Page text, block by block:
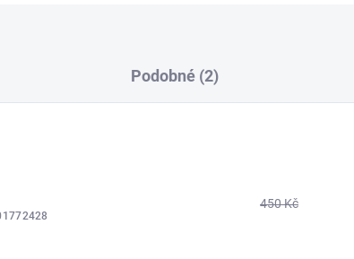
Podobné (2)
450 Kč